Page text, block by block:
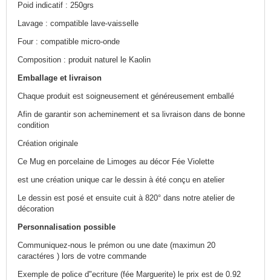
Poid indicatif : 250grs
Lavage : compatible lave-vaisselle
Four : compatible micro-onde
Composition : produit naturel le Kaolin
Emballage et livraison
Chaque produit est soigneusement et généreusement emballé
Afin de garantir son acheminement et sa livraison dans de bonne
condition
Création originale
Ce Mug en porcelaine de Limoges au décor Fée Violette
est une création unique car le dessin à été conçu en atelier
Le dessin est posé et ensuite cuit à 820° dans notre atelier de
décoration
Personnalisation possible
Communiquez-nous le prémon ou une date (maximun 20
caractéres ) lors de votre commande
Exemple de police d"ecriture (fée Marguerite) le prix est de 0.92